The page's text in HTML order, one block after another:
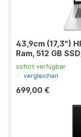
43,9cm (17,3")
Ram, 512 GB
sofort verfügbar
vergleichen
699,00 €